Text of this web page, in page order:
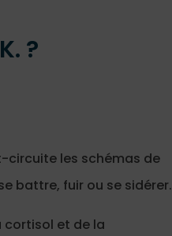
?
circuite les schémas de
battre, fuir ou se sidérer.
cortisol et de la